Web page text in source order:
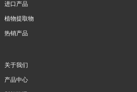
进口产品
植物提取物
热销产品
关于我们
产品中心